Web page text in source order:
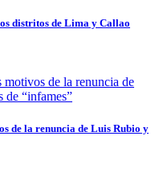
distritos de Lima y Callao
de la renuncia de Luis Rubio y